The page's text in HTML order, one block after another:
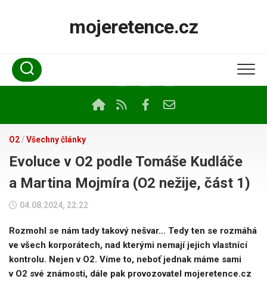
mojeretence.cz
O2/Všechny články
Evoluce v O2 podle Tomáše Kudláče
a Martina Mojmíra (O2 nežije, část 1)
04.08.2024, 22:22
Rozmohl se nám tady takový nešvar… Tedy ten se rozmáhá
ve všech korporátech, nad kterými nemají jejich vlastnící
kontrolu. Nejen v O2. Víme to, neboť jednak máme sami
v O2 své známosti, dále pak provozovatel mojeretence.cz